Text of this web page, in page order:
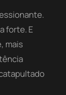
forte. E
mais